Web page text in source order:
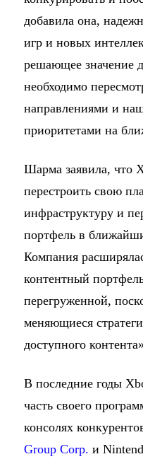
добавила она,
игр и новых
решающее значение
необходимо
направлениями и
приоритетами на
Шарма заявила, что
перестроить свою
инфраструктуру и
портфель в
Компания
контентный
перегруженной,
меняющиеся
доступного
В последние годы
часть своего
консолях
Group Corp. и